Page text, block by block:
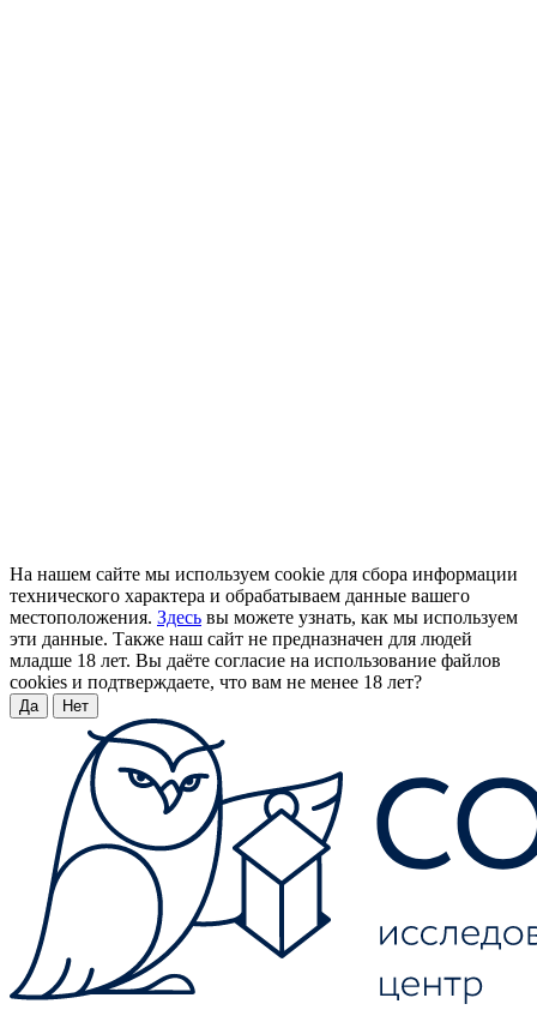
На нашем сайте мы используем cookie для сбора информации
технического характера и обрабатываем данные вашего
местоположения. Здесь вы можете узнать, как мы используем
эти данные. Также наш сайт не предназначен для людей
младше 18 лет. Вы даёте согласие на использование файлов
cookies и подтверждаете, что вам не менее 18 лет?
Да Нет